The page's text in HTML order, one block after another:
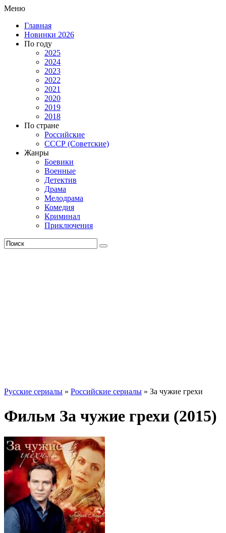
Меню
Главная
Новинки 2026
По году
2025
2024
2023
2022
2021
2020
2019
2018
По стране
Российские
СССР (Советские)
Жанры
Боевики
Военные
Детектив
Драма
Мелодрама
Комедия
Криминал
Приключения
Русские сериалы » Российские сериалы » За чужие грехи
Фильм За чужие грехи (2015)